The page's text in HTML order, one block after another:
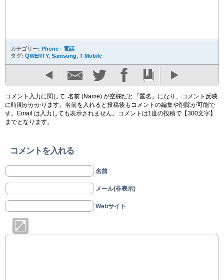
カテゴリー: Phone - 電話
タグ: QWERTY, Samsung, T-Mobile
コメント入力に関して: 名前 (Name) が空欄だと「匿名」になり、コメント反映
に時間がかかります。名前を入れると投稿後もコメントの編集や削除が可能で
す。Email は入力しても表示されません。コメントは1度の投稿で【300文字】
までとなります。
コメントを入れる
名前
メール(非表示)
Webサイト